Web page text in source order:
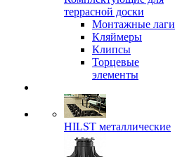
террасной доски
Монтажные лаги
Кляймеры
Клипсы
Торцевые
элементы
HILST металлические